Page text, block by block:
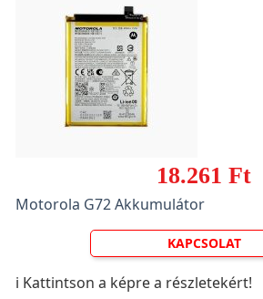
18.261 Ft
Motorola G72 Akkumulátor
KAPCSOLAT
ℹ️ Kattintson a képre a részletekért!